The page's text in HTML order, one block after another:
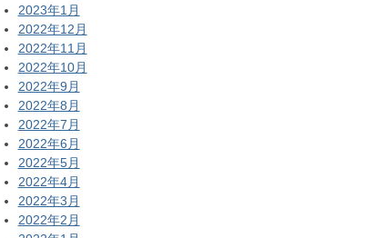
2023年1月
2022年12月
2022年11月
2022年10月
2022年9月
2022年8月
2022年7月
2022年6月
2022年5月
2022年4月
2022年3月
2022年2月